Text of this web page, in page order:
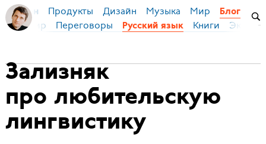
Бирман Продукты Дизайн Музыка Мир Блог
Мир Переговоры Русский язык Книги
Зализняк
про любительскую
лингвистику